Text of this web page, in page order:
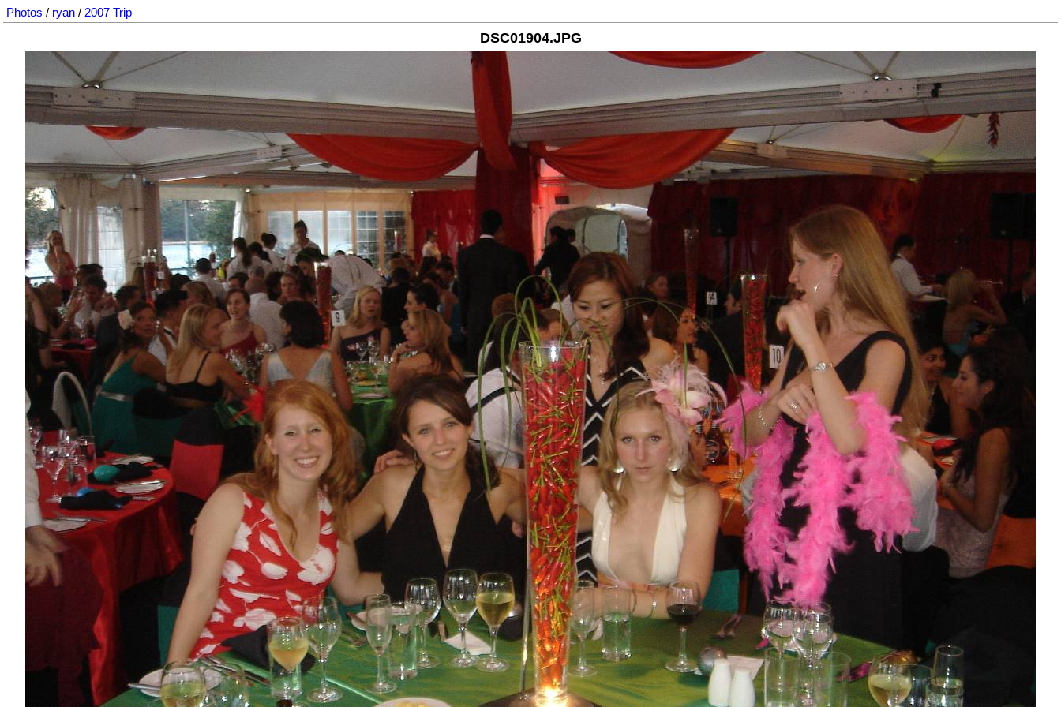
Photos / ryan / 2007 Trip
DSC01904.JPG